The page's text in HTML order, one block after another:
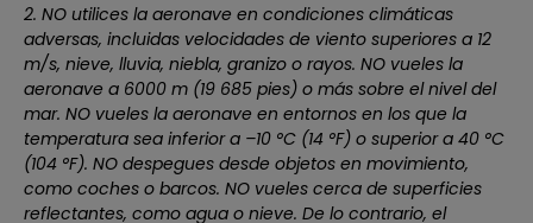
2. NO utilices la aeronave en condiciones climáticas
adversas, incluidas velocidades de viento superiores a 12
m/s, nieve, lluvia, niebla, granizo o rayos. NO vueles la
aeronave a 6000 m (19 685 pies) o más sobre el nivel del
mar. NO vueles la aeronave en entornos en los que la
temperatura sea inferior a –10 °C (14 °F) o superior a 40 °C
(104 °F). NO despegues desde objetos en movimiento,
como coches o barcos. NO vueles cerca de superficies
reflectantes, como agua o nieve. De lo contrario, el